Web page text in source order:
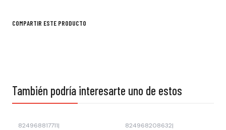
COMPARTIR ESTE PRODUCTO
También podría interesarte uno de estos
824968817711| 824968208632|